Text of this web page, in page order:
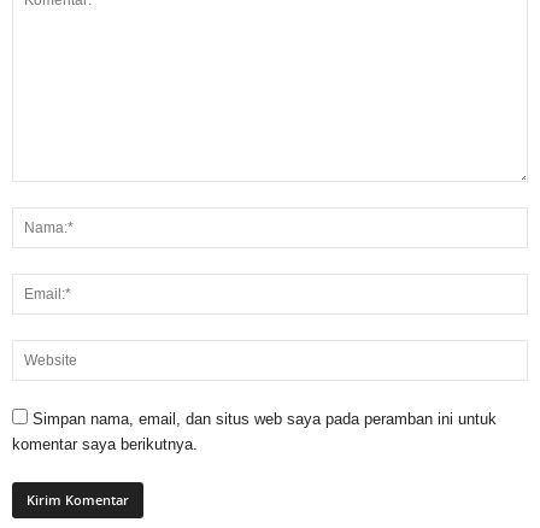
Simpan nama, email, dan situs web saya pada peramban ini untuk
komentar saya berikutnya.